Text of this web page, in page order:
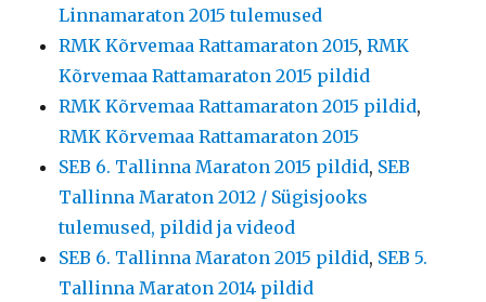
Linnamaraton 2015 tulemused
RMK Kõrvemaa Rattamaraton 2015,RMK
Kõrvemaa Rattamaraton 2015 pildid
RMK Kõrvemaa Rattamaraton 2015 pildid,
RMK Kõrvemaa Rattamaraton 2015
SEB 6. Tallinna Maraton 2015 pildid, SEB
Tallinna Maraton 2012 / Sügisjooks
tulemused, pildid ja videod
SEB 6. Tallinna Maraton 2015 pildid, SEB 5.
Tallinna Maraton 2014 pildid